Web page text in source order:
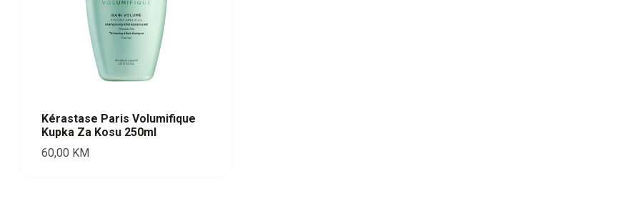
Kérastase Paris Volumifique
Kupka Za Kosu 250ml
60,00 KM